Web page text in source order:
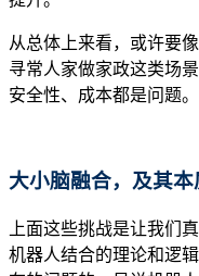
从总体上来看，或许要
寻常人家做家政这类场
安全性、成本都是问题。
大小脑融合，及其本
上面这些挑战是让我们
机器人结合的理论和逻